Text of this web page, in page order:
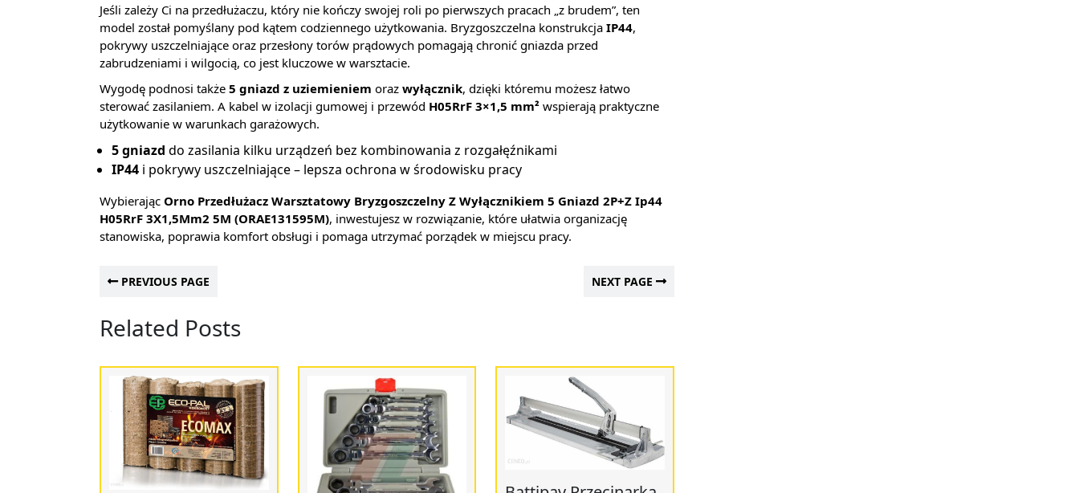
Jeśli zależy Ci na przedłużaczu, który nie kończy swojej roli po pierwszych pracach „z brudem”, ten
model został pomyślany pod kątem codziennego użytkowania. Bryzgoszczelna konstrukcja IP44,
pokrywy uszczelniające oraz przesłony torów prądowych pomagają chronić gniazda przed
zabrudzeniami i wilgocią, co jest kluczowe w warsztacie.
Wygodę podnosi także 5 gniazd z uziemieniem oraz wyłącznik, dzięki któremu możesz łatwo
sterować zasilaniem. A kabel w izolacji gumowej i przewód H05RrF 3×1,5 mm² wspierają praktyczne
użytkowanie w warunkach garażowych.
5 gniazd do zasilania kilku urządzeń bez kombinowania z rozgałęźnikami
IP44 i pokrywy uszczelniające – lepsza ochrona w środowisku pracy
Wybierając Orno Przedłużacz Warsztatowy Bryzgoszczelny Z Wyłącznikiem 5 Gniazd 2P+Z Ip44
H05RrF 3X1,5Mm2 5M (ORAE131595M), inwestujesz w rozwiązanie, które ułatwia organizację
stanowiska, poprawia komfort obsługi i pomaga utrzymać porządek w miejscu pracy.
PREVIOUS PAGE NEXT PAGE
Related Posts